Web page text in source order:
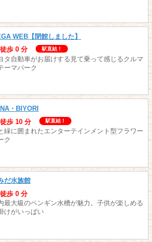
WEB【閉館しました】
徒歩 0 分
駅直結！
タ自動車がお届けする見て乗って感じるクルマ
ーマパーク
・BIYORI
徒歩 10 分
駅直結！
緑に囲まれたエンターテインメント型フラワー
ク
だ水族館
徒歩 0 分
最大級のペンギン水槽が魅力。子供が楽しめる
けがいっぱい